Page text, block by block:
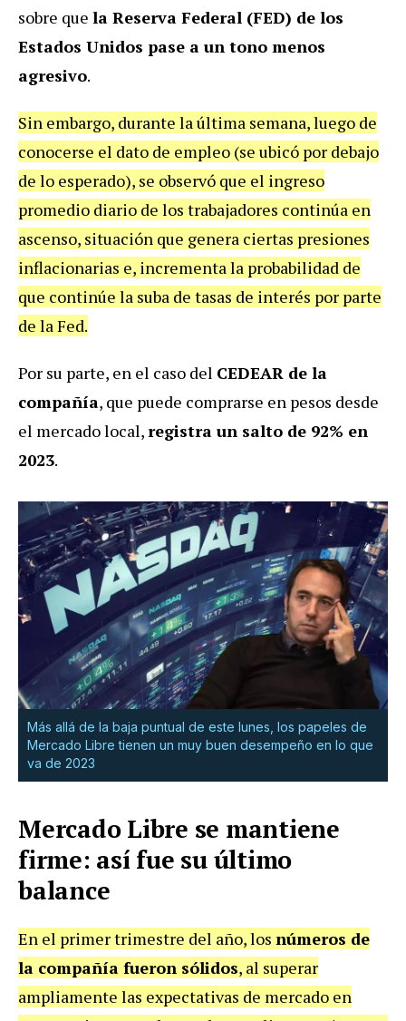
sobre que la Reserva Federal (FED) de los
Estados Unidos pase a un tono menos
agresivo.
Sin embargo, durante la última semana, luego de
conocerse el dato de empleo (se ubicó por debajo
de lo esperado), se observó que el ingreso
promedio diario de los trabajadores continúa en
ascenso, situación que genera ciertas presiones
inflacionarias e, incrementa la probabilidad de
que continúe la suba de tasas de interés por parte
de la Fed.
Por su parte, en el caso del CEDEAR de la
compañía, que puede comprarse en pesos desde
el mercado local,registra un salto de 92% en
2023.
Más allá de la baja puntual de este lunes, los papeles de
Mercado Libre tienen un muy buen desempeño en lo que
va de 2023
Mercado Libre se mantiene
firme: así fue su último
balance
En el primer trimestre del año, los números de
la compañía fueron sólidos, al superar
ampliamente las expectativas de mercado en